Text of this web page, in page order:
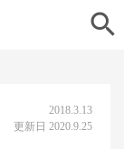

2018.3.13
更新日 2020.9.25